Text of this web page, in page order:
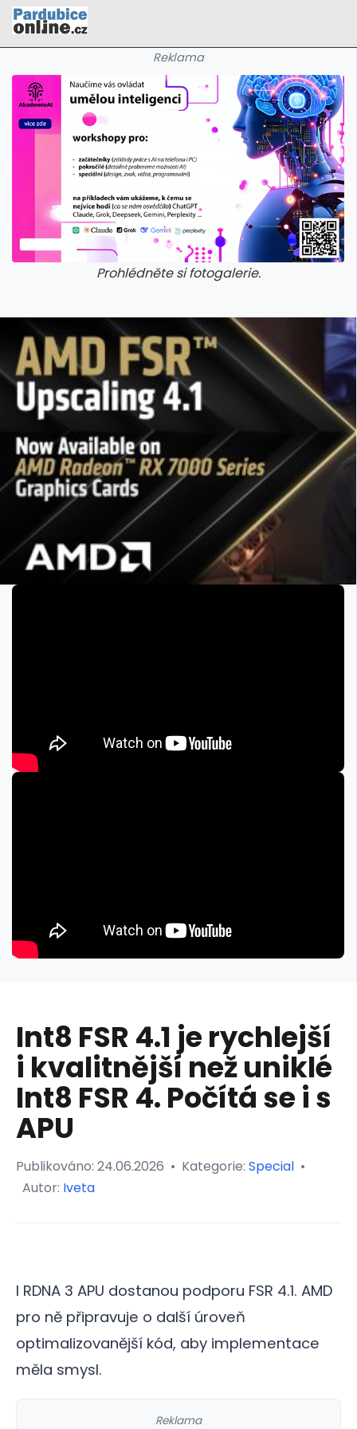
Reklama
Prohlédněte si fotogalerie.
Int8 FSR 4.1 je rychlejší
i kvalitnější než uniklé
Int8 FSR 4. Počítá se i s
APU
Publikováno: 24.06.2026 • Kategorie: Special •
Autor: Iveta
I RDNA 3 APU dostanou podporu FSR 4.1. AMD
pro ně připravuje o další úroveň
optimalizovanější kód, aby implementace
měla smysl.
Reklama